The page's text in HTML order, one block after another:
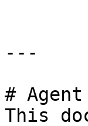
---
#
This